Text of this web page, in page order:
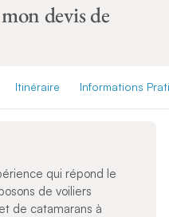
devis de
Itinéraire Informations
qui répond le
de voiliers
de catamarans à